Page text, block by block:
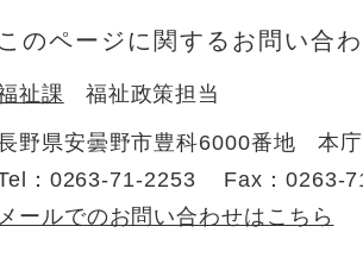
このページに関するお問い合
祉課 福祉政策担当
野県安曇野市豊科6000番地 本庁
：0263-71-2253
Fax：0263-
メールでのお問い合わせはこちら